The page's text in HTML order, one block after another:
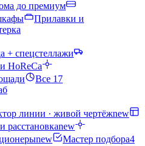
до премиум
Прилавки и
+ спецстеллажи
HoReCa
Все 17
линии · живой чертёжnew
расстановкаnew
new Мастер подбора4